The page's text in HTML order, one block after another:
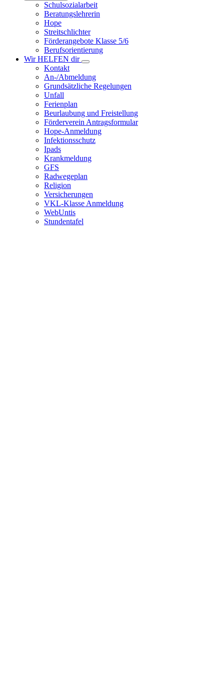
Schulsozialarbeit
Beratungslehrerin
Hope
Streitschlichter
Förderangebote Klasse 5/6
Berufsorientierung
Wir HELFEN dir
Kontakt
An-/Abmeldung
Grundsätzliche Regelungen
Unfall
Ferienplan
Beurlaubung und Freistellung
Förderverein Antragsformular
Hope-Anmeldung
Infektionsschutz
Ipads
Krankmeldung
GFS
Radwegeplan
Religion
Versicherungen
VKL-Klasse Anmeldung
WebUntis
Stundentafel